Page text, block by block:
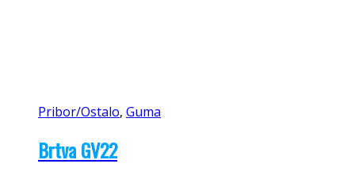
Pribor/Ostalo, Guma
Brtva GV22